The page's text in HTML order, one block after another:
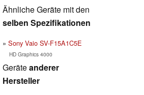
Ähnliche Geräte mit den
selben Spezifikationen
Sony Vaio SV-F15A1C5E
HD Graphics 4000
Geräteanderer
Hersteller